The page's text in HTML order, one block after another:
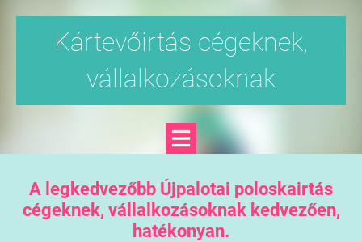
Kártevőirtás cégeknek,
vállalkozásoknak
A legkedvezőbb Újpalotai poloskairtás
cégeknek, vállalkozásoknak kedvezően,
hatékonyan.